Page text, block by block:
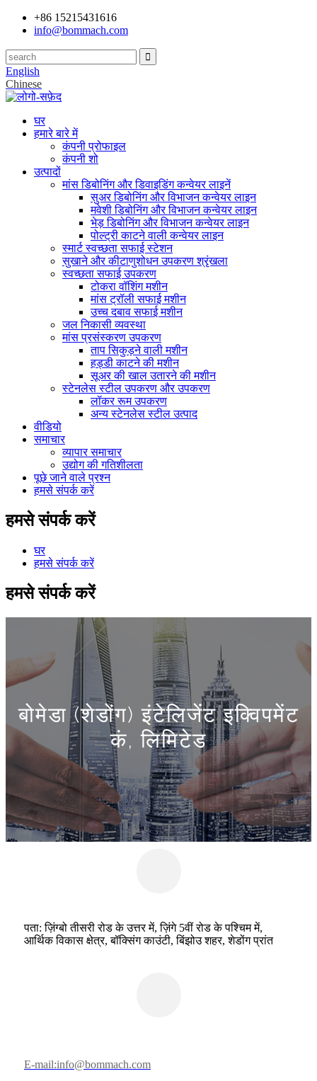
+86 15215431616
info@bommach.com
English
Chinese
घर
हमारे बारे में
कंपनी प्रोफाइल
कंपनी शो
उत्पादों
मांस डिबोनिंग और डिवाइडिंग कन्वेयर लाइनें
सुअर डिबोनिंग और विभाजन कन्वेयर लाइन
मवेशी डिबोनिंग और विभाजन कन्वेयर लाइन
भेड़ डिबोनिंग और विभाजन कन्वेयर लाइन
पोल्ट्री काटने वाली कन्वेयर लाइन
स्मार्ट स्वच्छता सफाई स्टेशन
सुखाने और कीटाणुशोधन उपकरण श्रृंखला
स्वच्छता सफाई उपकरण
टोकरा वॉशिंग मशीन
मांस ट्रॉली सफाई मशीन
उच्च दबाव सफाई मशीन
जल निकासी व्यवस्था
मांस प्रसंस्करण उपकरण
ताप सिकुड़ने वाली मशीन
हड्डी काटने की मशीन
सूअर की खाल उतारने की मशीन
स्टेनलेस स्टील उपकरण और उपकरण
लॉकर रूम उपकरण
अन्य स्टेनलेस स्टील उत्पाद
वीडियो
समाचार
व्यापार समाचार
उद्योग की गतिशीलता
पूछे जाने वाले प्रश्न
हमसे संपर्क करें
हमसे संपर्क करें
घर
हमसे संपर्क करें
हमसे संपर्क करें
बोमेडा (शेडोंग) इंटेलिजेंट इक्विपमेंट
कं, लिमिटेड
पता: ज़िंग्बो तीसरी रोड के उत्तर में, ज़िंगे 5वीं रोड के पश्चिम में,
आर्थिक विकास क्षेत्र, बॉक्सिंग काउंटी, बिंझोउ शहर, शेडोंग प्रांत
E-mail:info@bommach.com